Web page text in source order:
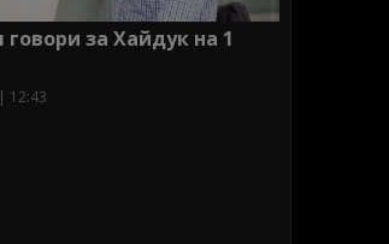
говори за Хайдук на 1
12:43